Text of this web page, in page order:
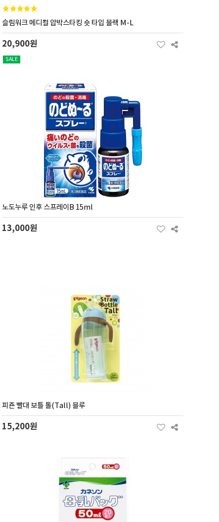
슬림워크 메디컬 압박스타킹 숏 타입 블랙 M-L
20,900원
SALE
노도누루 인후 스프레이B 15ml
13,000원
피죤 빨대 보틀 톨(Tall) 블루
15,200원